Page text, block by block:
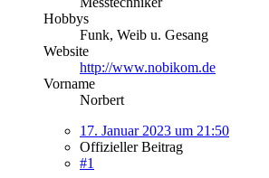
Hobbys
Funk, Weib u. Gesang
Website
http://www.nobikom.de
Vorname
Norbert
17. Januar 2023 um 21:50
Offizieller Beitrag
#1